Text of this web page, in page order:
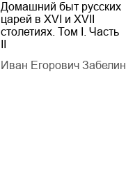
Домашний быт русских
царей в XVI и XVII
столетиях. Том I. Часть
Иван Егорович Забелин